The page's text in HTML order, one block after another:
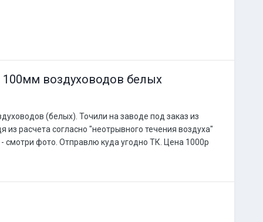
100мм воздуховодов белых
(белых). Точили на заводе под заказ из
расчета согласно "неотрывного течения воздуха"
смотри фото. Отправлю куда угодно ТК. Цена 1000р